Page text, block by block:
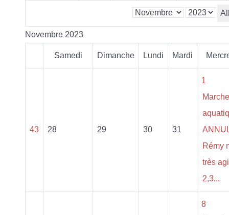
Novembre 2023
Samedi Dimanche Lundi Mardi
43 28 29 30 31
1
Marche
Rémy
très
2,3...
8